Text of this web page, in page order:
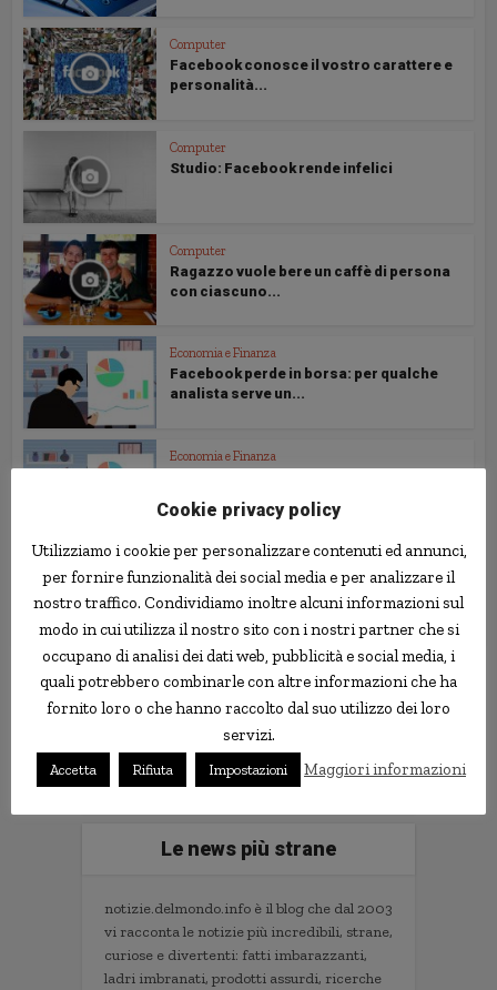
Computer
Facebook conosce il vostro carattere e
personalità...
Computer
Studio: Facebook rende infelici
Computer
Ragazzo vuole bere un caffè di persona
con ciascuno...
Economia e Finanza
Facebook perde in borsa: per qualche
analista serve un...
Economia e Finanza
Economia e Finanza
Banknoise "sbarca" su Facebook
Follow us
Le news più strane
notizie.delmondo.info è il blog che dal 2003
vi racconta le notizie più incredibili, strane,
curiose e divertenti: fatti imbarazzanti,
ladri imbranati, prodotti assurdi, ricerche
Cookie privacy policy
Utilizziamo i cookie per personalizzare contenuti ed annunci,
per fornire funzionalità dei social media e per analizzare il
nostro traffico. Condividiamo inoltre alcuni informazioni sul
modo in cui utilizza il nostro sito con i nostri partner che si
occupano di analisi dei dati web, pubblicità e social media, i
quali potrebbero combinarle con altre informazioni che ha
fornito loro o che hanno raccolto dal suo utilizzo dei loro
servizi.
Accetta Rifiuta Impostazioni Maggiori informazioni